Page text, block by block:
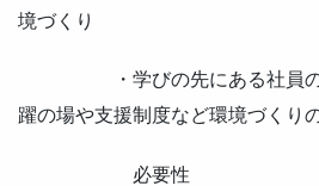
境づくり
・学びの先にある社員
躍の場や支援制度など環境づくり
必要性